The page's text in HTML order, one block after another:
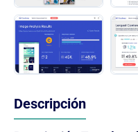
Descripción